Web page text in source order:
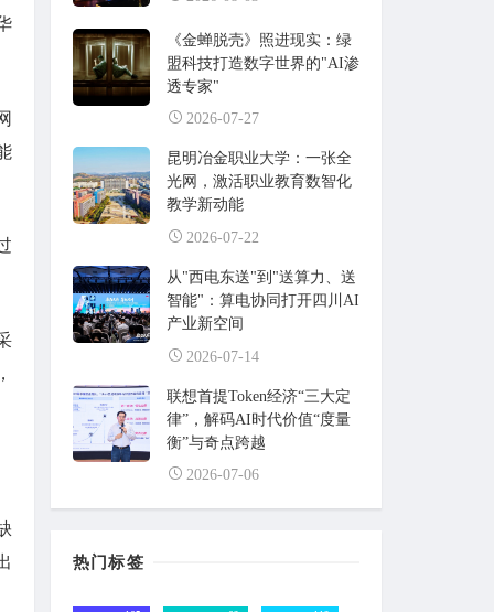
《金蝉脱壳》照进现实：绿
盟科技打造数字世界的"AI渗
透专家"
2026-07-27
昆明冶金职业大学：一张全
光网，激活职业教育数智化
教学新动能
2026-07-22
从"西电东送"到"送算力、送
智能"：算电协同打开四川AI
产业新空间
2026-07-14
联想首提Token经济“三大定
律”，解码AI时代价值“度量
衡”与奇点跨越
2026-07-06
热门标签